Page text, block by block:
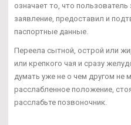
означает то, что
заявление, предоставил и
паспортные данные.
Переела сытной, острой или
или крепкого чая и сразу
думать уже не о чем другом не
расслабленное положение,
расслабьте позвоночник.